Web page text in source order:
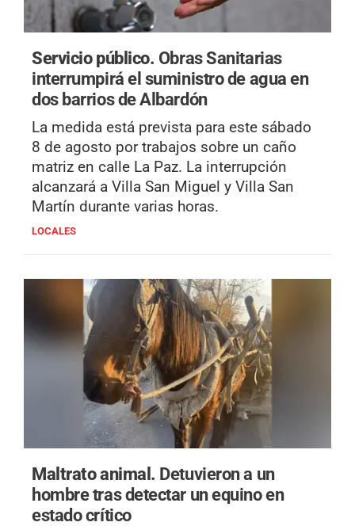
Servicio público. Obras Sanitarias
interrumpirá el suministro de agua en
dos barrios de Albardón
La medida está prevista para este sábado
8 de agosto por trabajos sobre un caño
matriz en calle La Paz. La interrupción
alcanzará a Villa San Miguel y Villa San
Martín durante varias horas.
LOCALES
Maltrato animal. Detuvieron a un
hombre tras detectar un equino en
estado crítico